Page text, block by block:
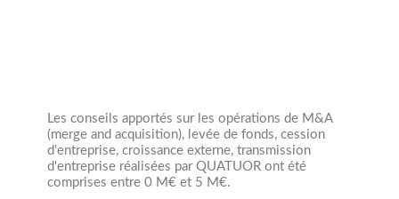
Les conseils apportés sur les opérations de M&A
(merge and acquisition), levée de fonds, cession
d'entreprise, croissance externe, transmission
d'entreprise réalisées par QUATUOR ont été
comprises entre 0 M€ et 5 M€.